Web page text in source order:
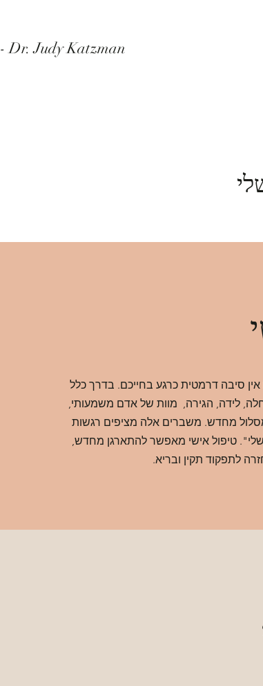
ד"ר ג'ודי כצמן - Dr. Judy Katzman
סיבה דרמטית כרגע בחייכם. בדרך כלל
לידה, הגירה, מוות של אדם משמעותי,
מסלול מחדש. משברים אלה מציפים רגשות
טיפול אישי מאפשר להתארגן מחדש,
לתפקוד תקין ובריא.